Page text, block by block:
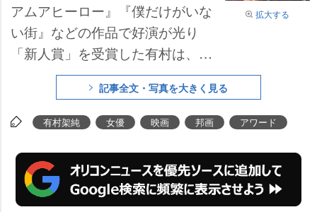
拡大する
アムアヒーロー』『僕だけがいな
い街』などの作品で好演が光り
「新人賞」を受賞した有村は、多
くのフラッシュを浴びながら「自
分が力強く思えるのも皆さんの支
えのおかげですし、たくさんの作
たおかげ。本当に感謝の気持ちで
いっぱいです」と笑顔で喜んだ。
記事全文・写真を大きく見る
有村架純 女優 映画 邦画 アワード